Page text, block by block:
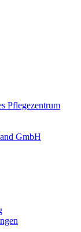
Pflegezentrum
GmbH